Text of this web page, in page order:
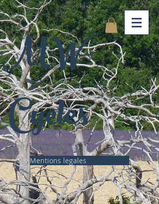
MW-
Cycles
Mentions legales